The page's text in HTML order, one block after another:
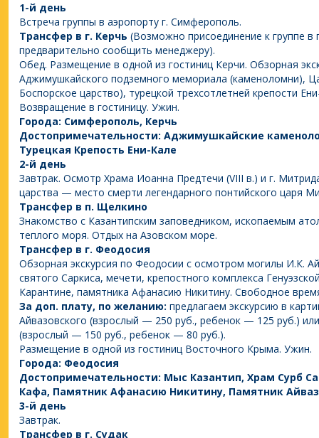
1-й день
Встреча группы в аэропорту г. Симферополь.
Трансфер в г. Керчь (Возможно присоединение к группе
предварительно сообщить менеджеру).
Обед. Размещение в одной из гостиниц Керчи. Обзорная
Аджимушкайского подземного мемориала (каменоломни),
Боспорское царство), турецкой трехсотлетней крепости
Возвращение в гостиницу. Ужин.
Города: Симферополь, Керчь
Достопримечательности: Аджимушкайские
Турецкая Крепость Ени-Кале
2-й день
Завтрак. Осмотр Храма Иоанна Предтечи (VIII в.) и г.
царства — место смерти легендарного понтийского царя
Трансфер в п. Щелкино
Знакомство с Казантипским заповедником, ископаемым
теплого моря. Отдых на Азовском море.
Трансфер в г. Феодосия
Обзорная экскурсия по Феодосии с осмотром могилы И.К.
святого Саркиса, мечети, крепостного комплекса
Карантине, памятника Афанасию Никитину. Свободное
За доп. плату, по желанию: предлагаем экскурсию в
Айвазовского (взрослый — 250 руб., ребенок — 125 руб.)
(взрослый — 150 руб., ребенок — 80 руб.).
Размещение в одной из гостиниц Восточного Крыма. Ужин.
Города: Феодосия
Достопримечательности: Мыс Казантип, Храм Сурб
Кафа, Памятник Афанасию Никитину, Памятник
3-й день
Завтрак.
Трансфер в г. Судак